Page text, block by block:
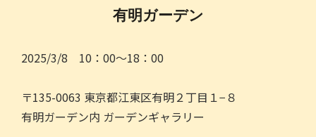
有明ガーデン
2025/3/8 10：00～18：00
〒135-0063 東京都江東区有明２丁目１−８
有明ガーデン内 ガーデンギャラリー